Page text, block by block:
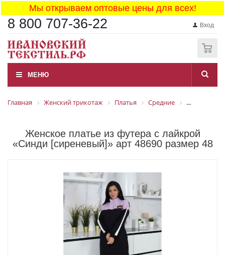
Мы открываем оптовые цены для всех!
8 800 707-36-22 Вход
МЕНЮ
Главная Женский трикотаж Платья Средние ...
Женское платье из футера с лайкрой
«Синди [сиреневый]» арт 48690 размер 48